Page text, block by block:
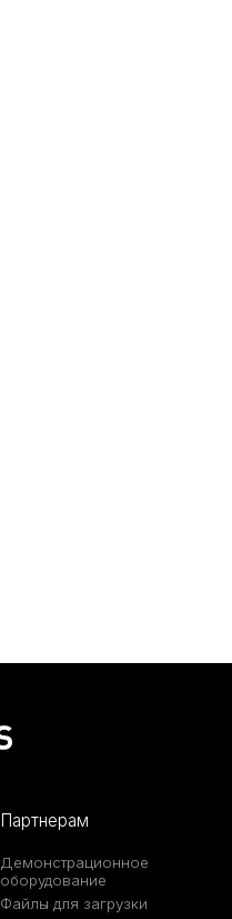
Партнерам
Демонстрационное
оборудование
Файлы для загрузки